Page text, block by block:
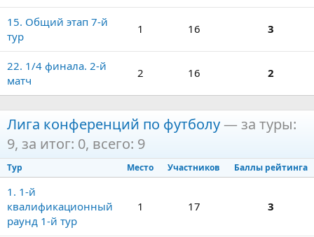
15. Общий этап 7-й
тур
1 16 3
22. 1/4 финала. 2-й
матч
2 16 2
Лига конференций по футболу— за туры:
9, за итог: 0, всего: 9
Тур Место Участников Баллы рейтинга
1. 1-й
квалификационный
раунд 1-й тур
1 17 3